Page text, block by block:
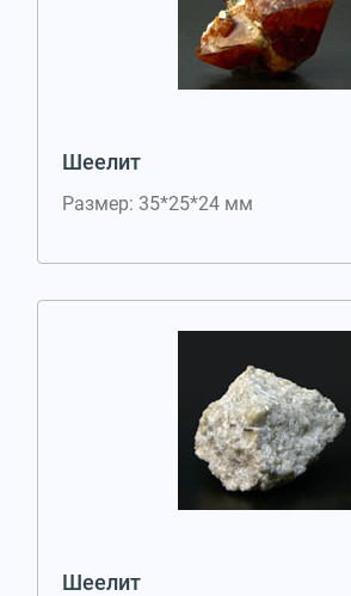
Шеелит
Размер: 35*25*24 мм
Шеелит